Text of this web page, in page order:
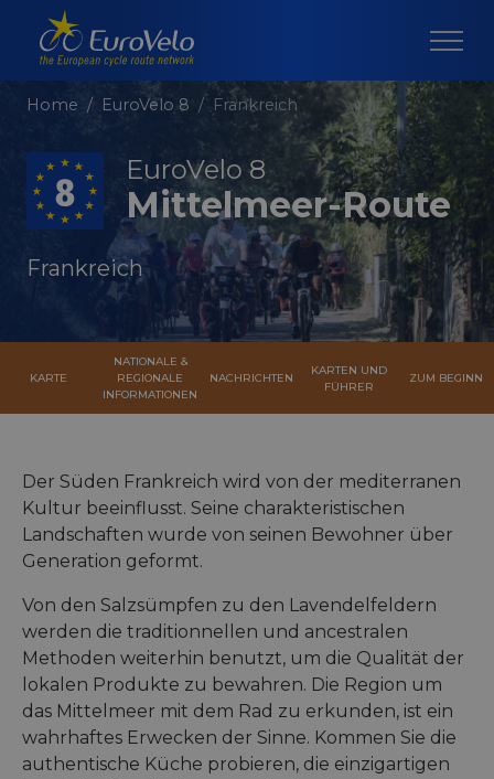
Home EuroVelo 8 Frankreich
EuroVelo 8
Mittelmeer-Route
Frankreich
KARTE
NATIONALE &
REGIONALE
INFORMATIONEN
NACHRICHTEN
KARTEN UND
FÜHRER
ZUM BEGINN
Der Süden Frankreich wird von der mediterranen
Kultur beeinflusst. Seine charakteristischen
Landschaften wurde von seinen Bewohner über
Generation geformt.
Von den Salzsümpfen zu den Lavendelfeldern
werden die traditionnellen und ancestralen
Methoden weiterhin benutzt, um die Qualität der
lokalen Produkte zu bewahren. Die Region um
das Mittelmeer mit dem Rad zu erkunden, ist ein
wahrhaftes Erwecken der Sinne. Kommen Sie die
authentische Küche probieren, die einzigartigen